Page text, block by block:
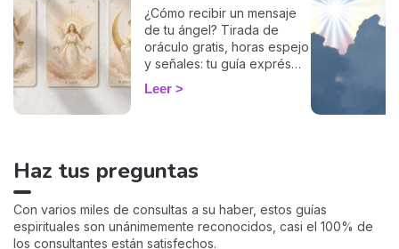
¿Cómo recibir un mensaje
de tu ángel? Tirada de
oráculo gratis, horas espejo
y señales: tu guía exprés
para descifrar el mensaje
de tus ángeles hoy.
Leer
Haz tus preguntas
Con varios miles de consultas a su haber, estos guías
espirituales son unánimemente reconocidos, casi el 100% de
los consultantes están satisfechos.